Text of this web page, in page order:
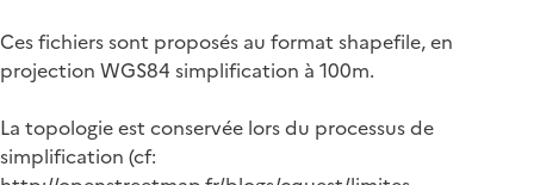
Ces fichiers sont proposés au format shapefile, en
projection WGS84 simplification à 100m.
La topologie est conservée lors du processus de
simplification (cf: